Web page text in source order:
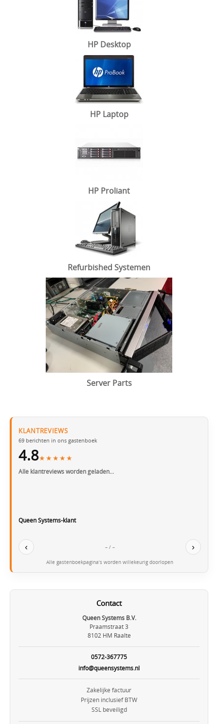
HP Desktop
HP Laptop
HP Proliant
Refurbished Systemen
Server Parts
KLANTREVIEWS
69 berichten in ons gastenboek
4.8★★★★★
Alle klantreviews worden geladen…
Queen Systems-klant
‹ – / – ›
Alle gastenboekpagina’s worden willekeurig doorlopen
Contact
Queen Systems B.V.
Praamstraat 3
8102 HM Raalte
0572-367775
info@queensystems.nl
Zakelijke factuur
Prijzen inclusief BTW
SSL beveiligd